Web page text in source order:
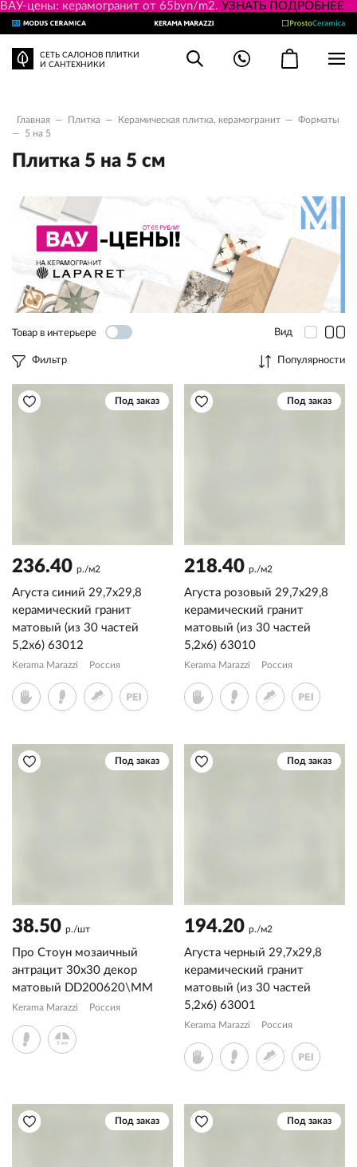
ВАУ-цены: керамогранит от 65byn/m2. УЗНАТЬ ПОДРОБНЕЕ
СЕТЬ САЛОНОВ ПЛИТКИ
И САНТЕХНИКИ
Главная — Плитка — Керамическая плитка, керамогранит — Форматы
—
5 на 5
Плитка 5 на 5 см
Популярности
Товар в интерьере Вид
Фильтр
Под заказ
236.40 р./м2
Агуста синий 29,7x29,8
керамический гранит
матовый (из 30 частей
5,2х6) 63012
Kerama Marazzi Россия
Под заказ
218.40 р./м2
Агуста розовый 29,7x29,8
керамический гранит
матовый (из 30 частей
5,2х6) 63010
Kerama Marazzi Россия
Под заказ
38.50 р./шт
Про Стоун мозаичный
антрацит 30x30 декор
матовый DD200620\MM
Kerama Marazzi Россия
Под заказ
194.20 р./м2
Агуста черный 29,7x29,8
керамический гранит
матовый (из 30 частей
5,2х6) 63001
Kerama Marazzi Россия
Под заказ Под заказ